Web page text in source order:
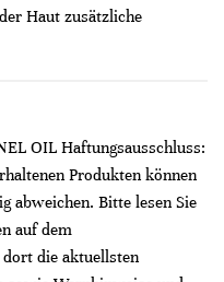
Haut zusätzliche
OIL Haftungsausschluss:
Produkten können
abweichen. Bitte lesen Sie
auf dem
dort die aktuellsten